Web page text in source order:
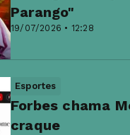
19/07/2026 • 12:28
Parango"
Esportes
Forbes chama
craque